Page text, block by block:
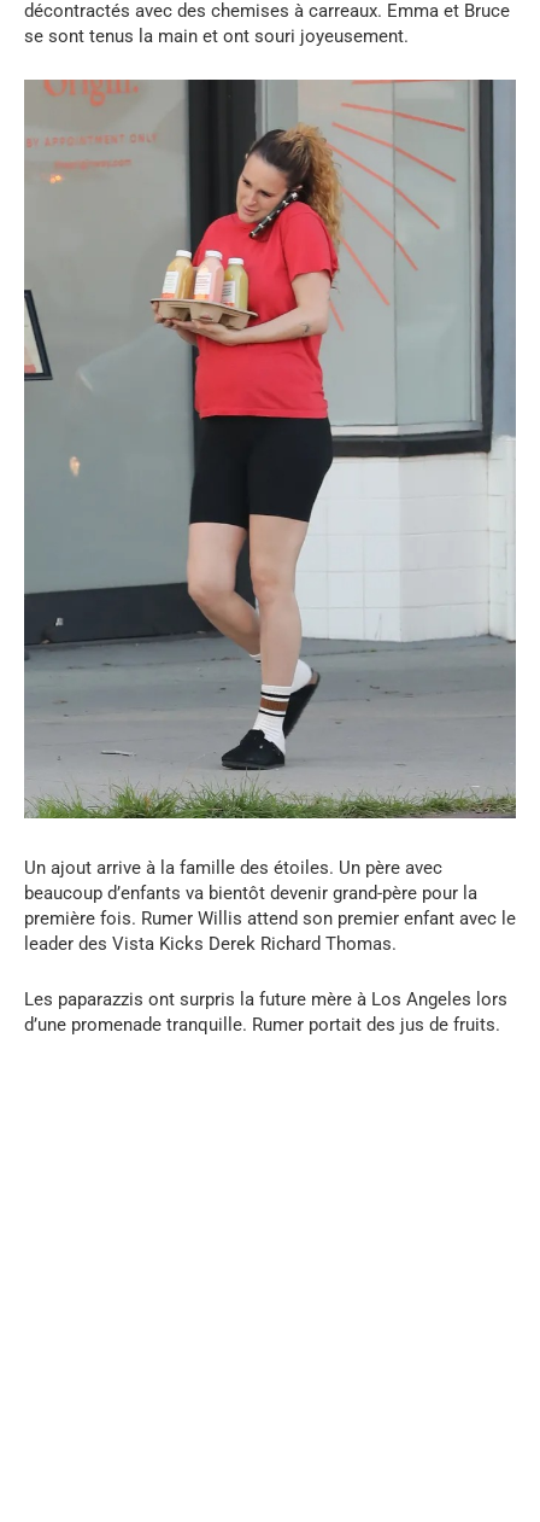
décontractés avec des chemises à carreaux. Emma et Bruce
se sont tenus la main et ont souri joyeusement.
Un ajout arrive à la famille des étoiles. Un père avec
beaucoup d’enfants va bientôt devenir grand-père pour la
première fois. Rumer Willis attend son premier enfant avec le
leader des Vista Kicks Derek Richard Thomas.
Les paparazzis ont surpris la future mère à Los Angeles lors
d’une promenade tranquille. Rumer portait des jus de fruits.